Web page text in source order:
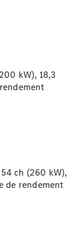
kW), 18,3
ch (260 kW),
de rendement